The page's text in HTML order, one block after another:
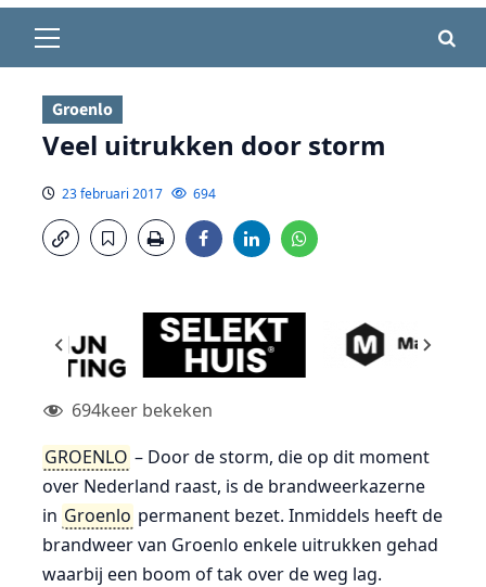
menu
Groenlo
Veel uitrukken door storm
23 februari 2017 694
694keer bekeken
GROENLO – Door de storm, die op dit moment
over Nederland raast, is de brandweerkazerne
in Groenlo permanent bezet. Inmiddels heeft de
brandweer van Groenlo enkele uitrukken gehad
waarbij een boom of tak over de weg lag.